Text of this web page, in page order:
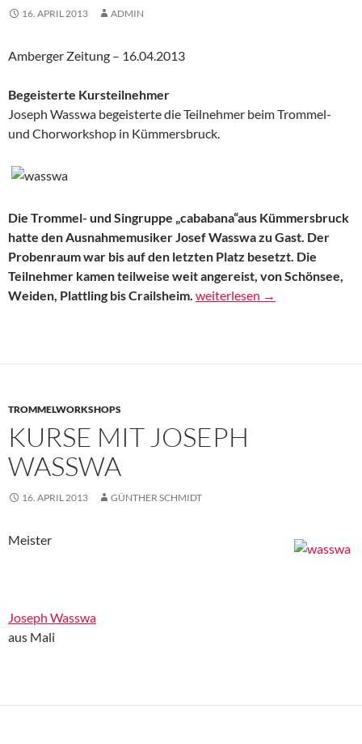
16. APRIL 2013 ADMIN
Amberger Zeitung – 16.04.2013
Begeisterte Kursteilnehmer
Joseph Wasswa begeisterte die Teilnehmer beim Trommel-
und Chorworkshop in Kümmersbruck.
Die Trommel- und Singruppe „cababana“aus Kümmersbruck
hatte den Ausnahmemusiker Josef Wasswa zu Gast. Der
Probenraum war bis auf den letzten Platz besetzt. Die
Teilnehmer kamen teilweise weit angereist, von Schönsee,
Weiden, Plattling bis Crailsheim. Joseph Wasswa hört jeden
weiterlesen →
TROMMELWORKSHOPS
KURSE MIT JOSEPH
WASSWA
16. APRIL 2013 GÜNTHER SCHMIDT
Meister
Joseph Wasswa
aus Mali